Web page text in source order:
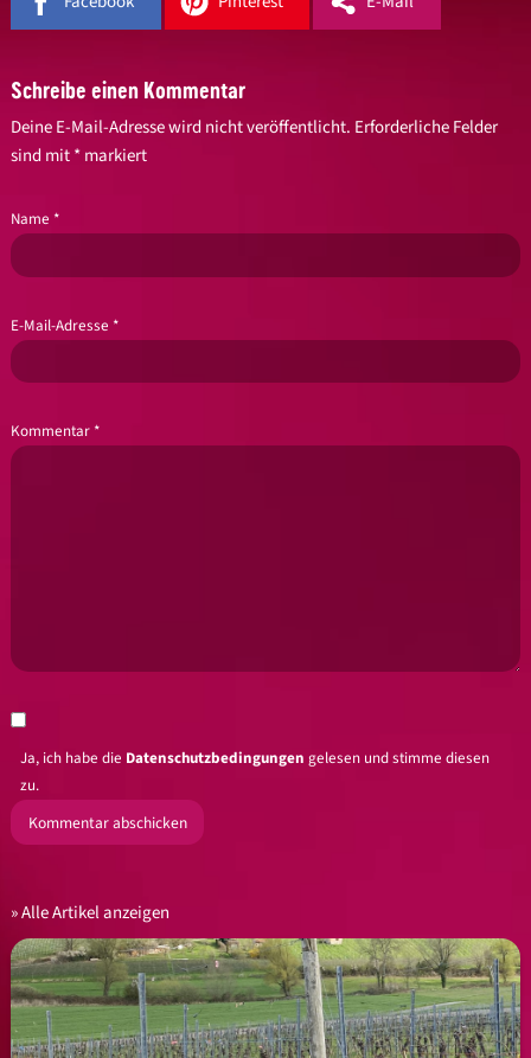
Schreibe einen Kommentar
Deine E-Mail-Adresse wird nicht veröffentlicht. Erforderliche Felder
sind mit*markiert
Name *
E-Mail-Adresse *
Kommentar *
Ja, ich habe die Datenschutzbedingungen gelesen und stimme diesen
zu.
Alle Artikel anzeigen